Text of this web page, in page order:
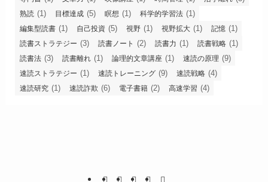
熟読 (1) 目標達成 (5) 瞑想 (1) 科学的学習法 (1)
編集型読書 (1) 自己投資 (5) 視野 (1) 視野拡大 (1) 記憶 (1)
読書ストラテジー (3) 読書ノート (2) 読書力 (1) 読書戦略 (1)
読書法 (3) 読書離れ (1) 論理的文章講座 (1) 速読の原理 (9)
速読ストラテジー (1) 速読トレーニング (9) 速読戦略 (4)
速読研究 (1) 速読詐欺 (6) 電子書籍 (2) 高速学習 (4)